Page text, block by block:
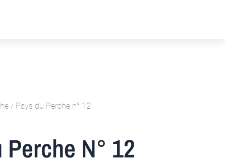
/ Pays du Perche n° 12
N° 12